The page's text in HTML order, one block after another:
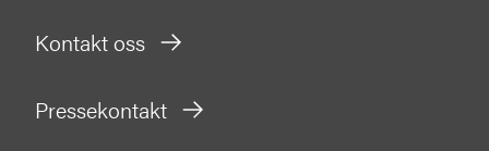
Kontakt oss
Pressekontakt